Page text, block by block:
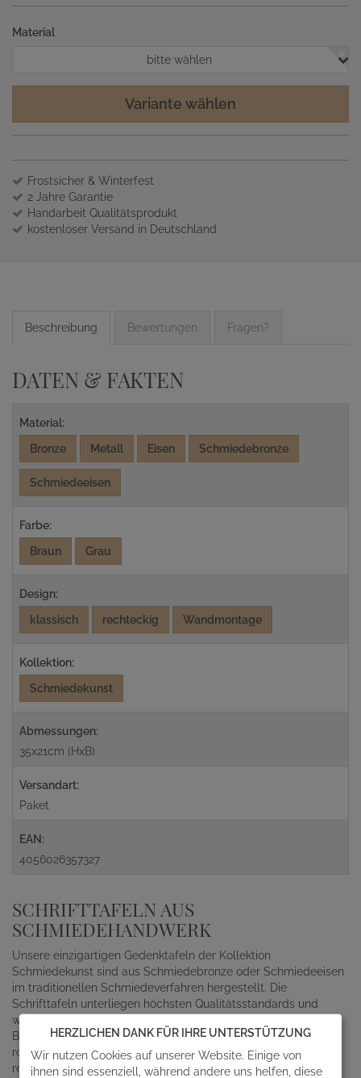
Material
bitte wählen
Variante wählen
Frostsicher & Winterfest
2 Jahre Garantie
Handarbeit Qualitätsprodukt
kostenloser Versand in Deutschland
Beschreibung Bewertungen Fragen?
DATEN & FAKTEN
Material:
Bronze
Metall Eisen Schmiedebronze
Schmiedeeisen
Farbe:
Braun
Grau
Design:
klassisch
rechteckig Wandmontage
Kollektion:
Schmiedekunst
Abmessungen:
35x21cm (HxB)
Versandart:
Paket
EAN:
4056026357327
SCHRIFTTAFELN AUS
SCHMIEDEHANDWERK
Unsere einzigartigen Gedenktafeln der Kollektion
Schmiedekunst sind aus Schmiedebronze oder Schmiedeeisen
im traditionellen Schmiedeverfahren hergestellt. Die
Schrifttafeln unterliegen höchsten Qualitätsstandards und
werden inklusive Ziehmutter mit Schraube sowie Dübel zur
Befestigung geliefert. Die Bronzen sind wetterbeständig und
robust gegenüber mechanischen Einwirkungen. Bei
regelmäßiger Reinigung mittels Wasser und einem Schwamm
HERZLICHEN DANK FÜR IHRE UNTERSTÜTZUNG
Wir nutzen Cookies auf unserer Website. Einige von
ihnen sind essenziell, während andere uns helfen, diese